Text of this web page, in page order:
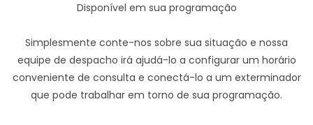
Disponível em sua programação
Simplesmente conte-nos sobre sua situação e nossa
equipe de despacho irá ajudá-lo a configurar um horário
conveniente de consulta e conectá-lo a um exterminador
que pode trabalhar em torno de sua programação.